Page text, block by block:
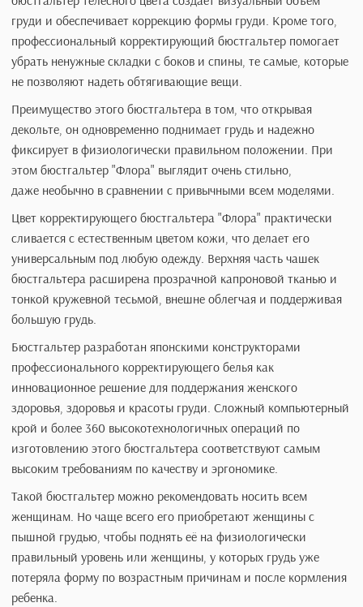
Описание
Красивый, практичный профессиональный
бюстгальтер телесного цвета создает визуальный объем
груди и обеспечивает коррекцию формы груди. Кроме
профессиональный корректирующий бюстгальтер
убрать ненужные складки с боков и спины, те самые,
не позволяют надеть обтягивающие вещи.
Преимущество этого бюстгальтера в том, что открывая
декольте, он одновременно поднимает грудь и надежно
фиксирует в физиологически правильном положении.
этом бюстгальтер "Флора" выглядит очень стильно,
даже необычно в сравнении с привычными всем
Цвет корректирующего бюстгальтера "Флора"
сливается с естественным цветом кожи, что делает его
универсальным под любую одежду. Верхняя часть чашек
бюстгальтера расширена прозрачной капроновой
тонкой кружевной тесьмой, внешне облегчая и
Бюстгальтер разработан японскими конструкторами
профессионального корректирующего белья как
инновационное решение для поддержания женского
здоровья, здоровья и красоты груди. Сложный